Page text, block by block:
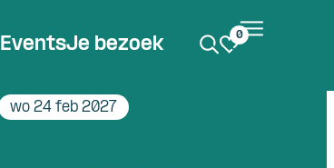
EventsJe bezoek 0
wo 24 feb 2027